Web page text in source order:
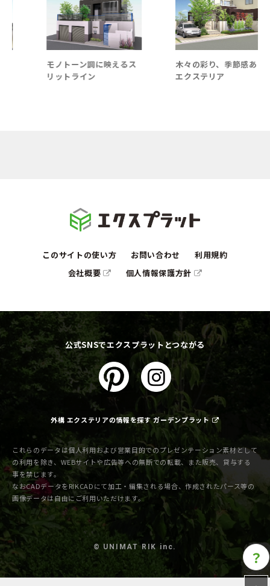
モノトーン調に映えるス
リットライン
木々の彩り、季節感ある
エクステリア
このサイトの使い方 お問い合わせ
利用規約
会社概要
個人情報保護方針
公式SNSでエクスプラットとつながる
外構 エクステリアの情報を探す ガーデンプラット
これらのデータは個人利用および営業目的でのプレゼンテーション素材として
の利用を除き、WEBサイトや広告等への無断での転載、また販売、貸与する
事を禁じます。
なおCADデータをRIKCADにて加工・編集される場合、作成されたパース等の
画像データは自由にご利用いただけます。
© UNIMAT RIK inc.
？